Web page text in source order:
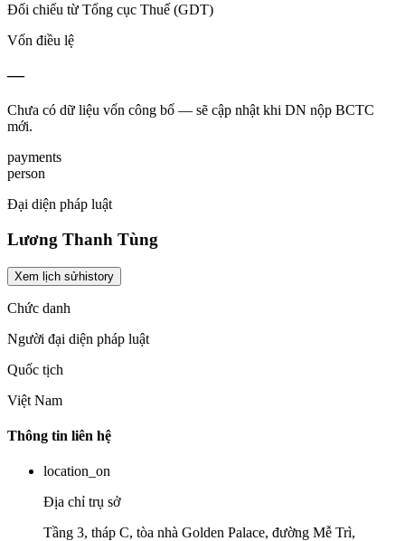
Đối chiếu từ Tổng cục Thuế (GDT)
Vốn điều lệ
—
Chưa có dữ liệu vốn công bố — sẽ cập nhật khi DN nộp BCTC
mới.
payments
person
Đại diện pháp luật
Lương Thanh Tùng
Xem lịch sửhistory
Chức danh
Người đại diện pháp luật
Quốc tịch
Việt Nam
Thông tin liên hệ
location_on
Địa chỉ trụ sở
Tầng 3, tháp C, tòa nhà Golden Palace, đường Mễ Trì,